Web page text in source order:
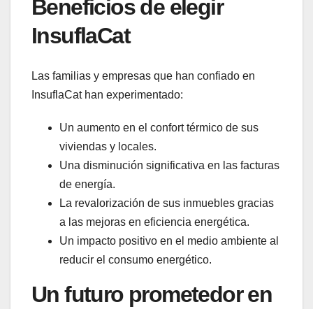
Beneficios de elegir
InsuflaCat
Las familias y empresas que han confiado en
InsuflaCat han experimentado:
Un aumento en el confort térmico de sus
viviendas y locales.
Una disminución significativa en las facturas
de energía.
La revalorización de sus inmuebles gracias
a las mejoras en eficiencia energética.
Un impacto positivo en el medio ambiente al
reducir el consumo energético.
Un futuro prometedor en